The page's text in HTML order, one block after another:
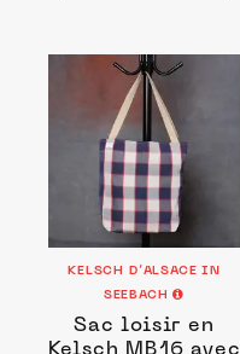
KELSCH D’ALSACE IN
SEEBACH
Sac loisir en